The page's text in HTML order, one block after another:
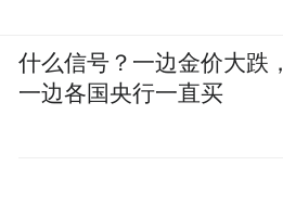
什么信号？一边金价大跌，
一边各国央行一直买